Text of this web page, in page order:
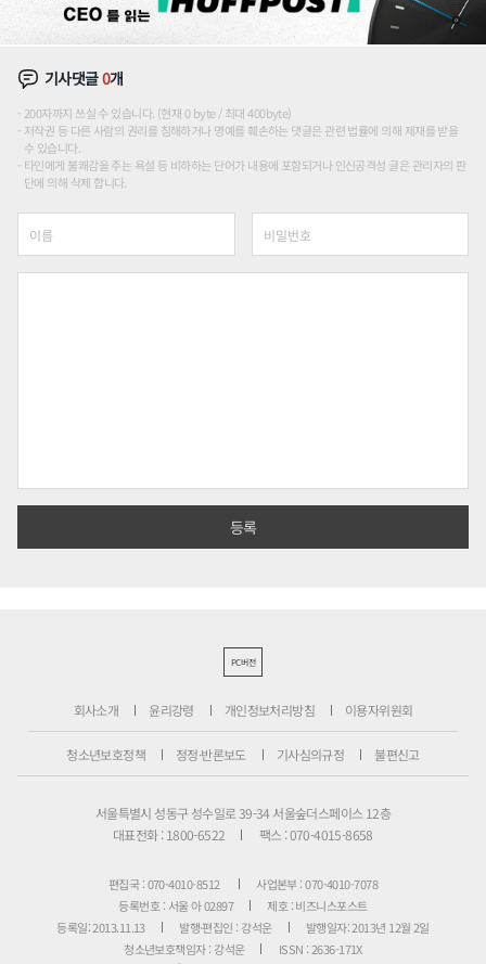
기사댓글0개
200자까지 쓰실 수 있습니다. (현재 0 byte / 최대 400byte)
저작권 등 다른 사람의 권리를 침해하거나 명예를 훼손하는 댓글은 관련 법률에 의해 제재를 받을
수 있습니다.
타인에게 불쾌감을 주는 욕설 등 비하하는 단어가 내용에 포함되거나 인신공격성 글은 관리자의 판
단에 의해 삭제 합니다.
PC버전
회사소개 윤리강령 개인정보처리방침 이용자위원회
청소년보호정책 정정·반론보도 기사심의규정 불편신고
서울특별시 성동구 성수일로 39-34 서울숲더스페이스 12층
대표전화 : 1800-6522
팩스 : 070-4015-8658
편집국 : 070-4010-8512
사업본부 : 070-4010-7078
등록번호 : 서울 아 02897
제호 : 비즈니스포스트
등록일: 2013.11.13
발행·편집인 : 강석운
발행일자: 2013년 12월 2일
청소년보호책임자 : 강석운
ISSN : 2636-171X